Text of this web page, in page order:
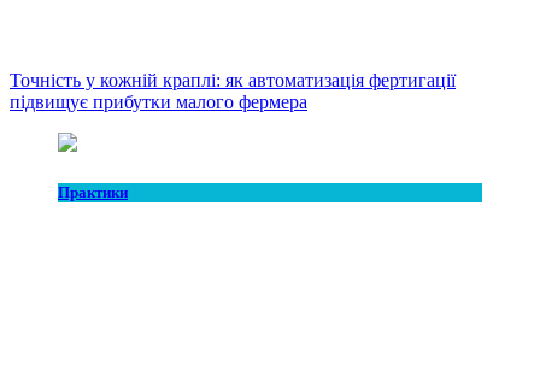
Точність у кожній краплі: як автоматизація фертигації
підвищує прибутки малого фермера
Практики